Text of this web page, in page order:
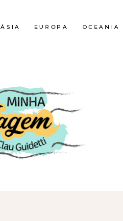
ÁSIA EUROPA OCEANIA